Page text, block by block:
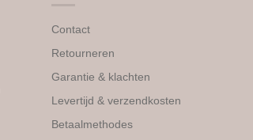
Contact
Retourneren
Garantie & klachten
Levertijd & verzendkosten
Betaalmethodes